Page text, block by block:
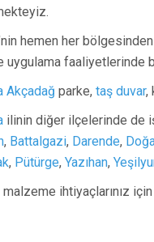
hemen her
uygulama faaliyetlerinde
Akçadağ parke, taş duvar,
ilinin diğer ilçelerinde de
, Battalgazi, Darende,
, Pütürge, Yazıhan,
malzeme ihtiyaçlarınız